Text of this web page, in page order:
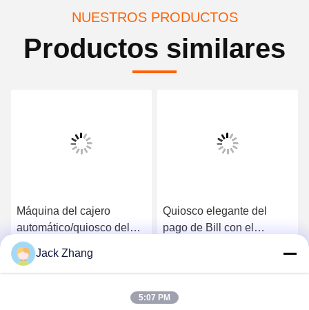
NUESTROS PRODUCTOS
Productos similares
Máquina del cajero
automático/quiosco del
pago/máquina del pago
con los componentes de
la seguridad y Desgin de
Consiga el mejor precio
Quiosco elegante del
pago de Bill con el
libre, quiosco rentable del
cajero automático,
Jack Zhang
5:07 PM